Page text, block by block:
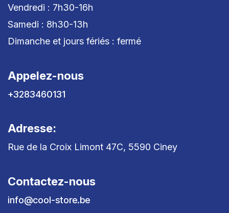
Vendredi : 7h30-16h
Samedi : 8h30-13h
Dimanche et jours fériés : fermé
Appelez-nous
+3283460131
Adresse:
Rue de la Croix Limont 47C, 5590 Ciney
Contactez-nous
info@cool-store.be